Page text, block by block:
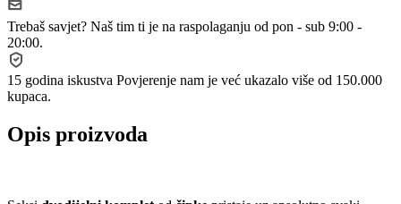
Trebaš savjet? Naš tim ti je na raspolaganju od pon - sub 9:00 -
20:00.
15 godina iskustva Povjerenje nam je već ukazalo više od 150.000
kupaca.
Opis proizvoda